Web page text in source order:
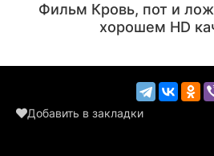
(Leslie)
Фильм Кровь, пот и
хорошем HD
Добавить в закладки